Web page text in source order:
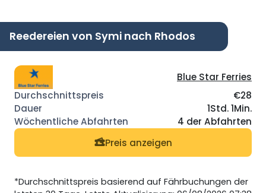
Reedereien von Symi nach Rhodos
Blue Star Ferries
€28
1Std. 1Min.
4 der Abfahrten
Preis anzeigen
*Durchschnittspreis basierend auf Fährbuchungen der